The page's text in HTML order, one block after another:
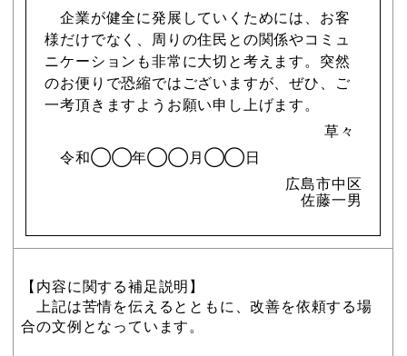
企業が健全に発展していくためには、お客
様だけでなく、周りの住民との関係やコミュ
ニケーションも非常に大切と考えます。突然
のお便りで恐縮ではございますが、ぜひ、ご
一考頂きますようお願い申し上げます。
草々
令和◯◯年◯◯月◯◯日
広島市中区
佐藤一男
【内容に関する補足説明】
上記は苦情を伝えるとともに、改善を依頼する場
合の文例となっています。